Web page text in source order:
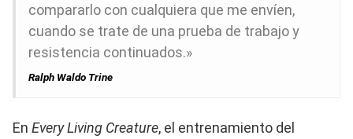
compararlo con cualquiera que me envíen,
cuando se trate de una prueba de trabajo y
resistencia continuados.»
Ralph Waldo Trine
En Every Living Creature, el entrenamiento del